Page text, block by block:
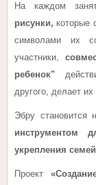
На каждом
рисунки, которые
символами их
участники,
ребенок"
другого, делает
Эбру становится
инструментом
укрепления
Проект